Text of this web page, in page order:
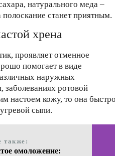
натурального меда –
станет приятным.
хрена
проявляет отменное
помогает в виде
наружных
заболеваниях ротовой
настоем кожу, то она
сыпи.
также:
омоложение: